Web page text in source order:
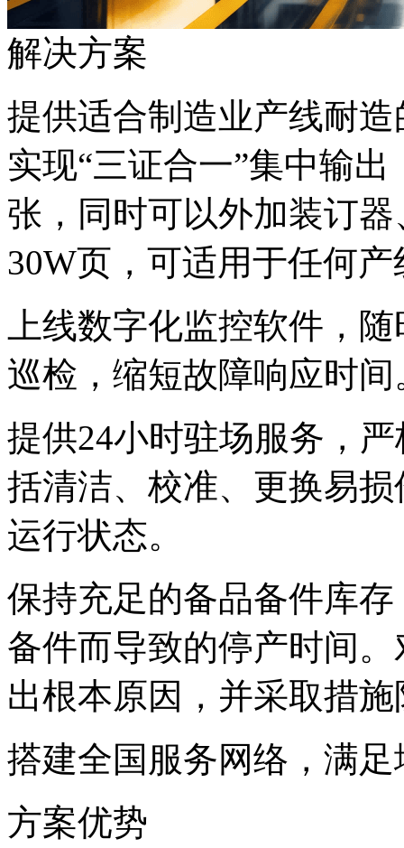
解决方案
提供适合制造业产线耐造
实现“三证合一”集中输出
张，同时可以外加装订器
30W页，可适用于任何
上线数字化监控软件，
巡检，缩短故障响应时
提供24小时驻场服务，
括清洁、校准、更换
运行状态。
保持充足的备品备件库存
备件而导致的停产时间。
出根本原因，并采取
搭建全国服务网络，
方案优势